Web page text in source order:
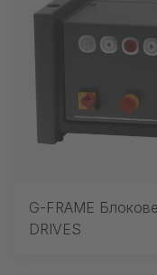
G-FRAME
DRIVES